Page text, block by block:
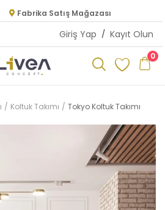
Fabrika Satış Mağazası
Giriş Yap / Kayıt Olun
0
Koltuk Takımı Tokyo Koltuk Takımı